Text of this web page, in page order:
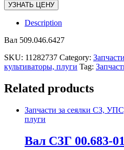
УЗНАТЬ ЦЕНУ
Description
Вал 509.046.6427
SKU: 11282737 Category:
культиваторы, плуги Tag:
Related products
Запчасти за сеялки СЗ,
плуги
Вал СЗГ 00.683-01